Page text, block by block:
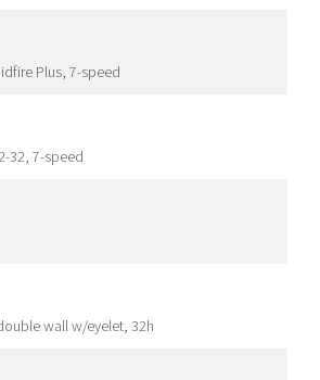
Plus, 7-speed
32, 7-speed
wall w/eyelet, 32h